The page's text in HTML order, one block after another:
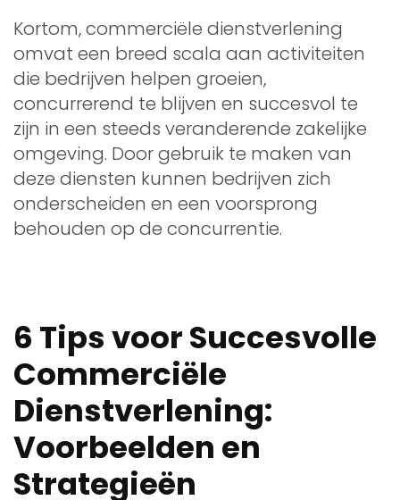
Kortom, commerciële dienstverlening
omvat een breed scala aan activiteiten
die bedrijven helpen groeien,
concurrerend te blijven en succesvol te
zijn in een steeds veranderende zakelijke
omgeving. Door gebruik te maken van
deze diensten kunnen bedrijven zich
onderscheiden en een voorsprong
behouden op de concurrentie.
6 Tips voor Succesvolle
Commerciële
Dienstverlening:
Voorbeelden en
Strategieën